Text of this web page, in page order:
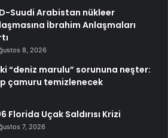
Suudi Arabistan nükleer
İbrahim Anlaşmaları
8, 2026
“deniz marulu” sorununa neşter:
çamuru temizlenecek
Florida Uçak Saldırısı Krizi
7, 2026